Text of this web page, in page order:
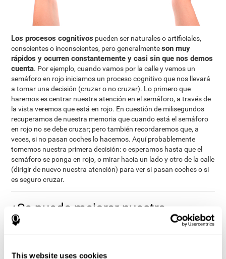
This website uses cookies
Los procesos cognitivos pueden ser naturales o artificiales,
conscientes o inconscientes, pero generalmenteson muy
rápidos y ocurren constantemente y casi sin que nos demos
cuenta. Por ejemplo, cuando vamos por la calle y vemos un
semáforo en rojo iniciamos un proceso cognitivo que nos llevará
a tomar una decisión (cruzar o no cruzar). Lo primero que
haremos es centrar nuestra atención en el semáforo, a través de
la vista veremos que está en rojo. En cuestión de milisegundos
recuperamos de nuestra memoria que cuando está el semáforo
en rojo no se debe cruzar; pero también recordaremos que, a
veces, si no pasan coches lo hacemos. Aquí probablemente
tomemos nuestra primera decisión: o esperamos hasta que el
semáforo se ponga en rojo, o mirar hacia un lado y otro de la calle
(dirigir de nuevo nuestra atención) para ver si pasan coches o si
es seguro cruzar.
¿Se puede mejorar nuestra
cognición?
A continuación detallamos alguna herramienta y estrategia